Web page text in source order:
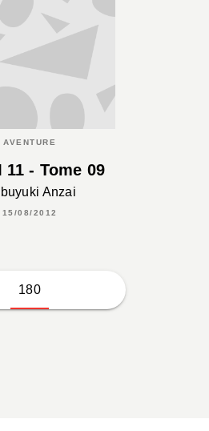
AVENTURE
11 - Tome 09
Anzai
15/08/2012
180